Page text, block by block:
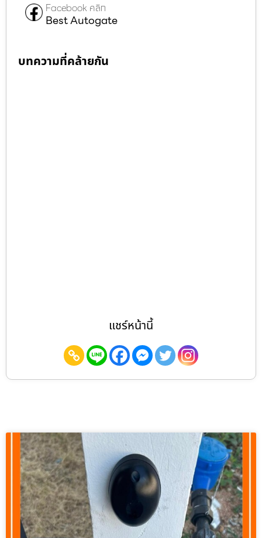
Facebook คลิก
Best Autogate
บทความที่คล้ายกัน
แชร์หน้านี้